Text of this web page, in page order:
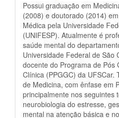
Possui graduação em
(2008) e doutorado (2014)
Médica pela Universidade
(UNIFESP). Atualmente é
saúde mental do
Universidade Federal de São
docente do Programa de Pós
Clínica (PPGGC) da UFSCar.
de Medicina, com ênfase em
principalmente nos seguintes
neurobiologia do estresse,
mental na atenção básica e